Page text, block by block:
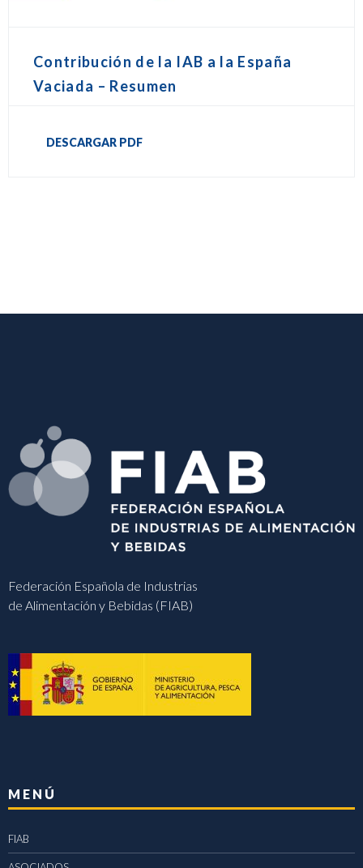
Contribución de la IAB a la España
Vaciada – Resumen
DESCARGAR PDF
Federación Española de Industrias
de Alimentación y Bebidas (FIAB)
MENÚ
FIAB